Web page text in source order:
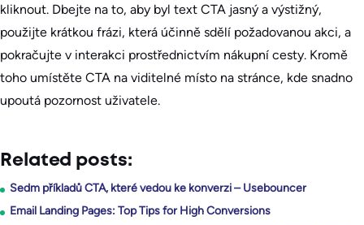
kliknout. Dbejte na to, aby byl text CTA jasný a výstižný,
použijte krátkou frázi, která účinně sdělí požadovanou akci, a
pokračujte v interakci prostřednictvím nákupní cesty. Kromě
toho umístěte CTA na viditelné místo na stránce, kde snadno
upoutá pozornost uživatele.
Related posts:
Sedm příkladů CTA, které vedou ke konverzi – Usebouncer
Email Landing Pages: Top Tips for High Conversions